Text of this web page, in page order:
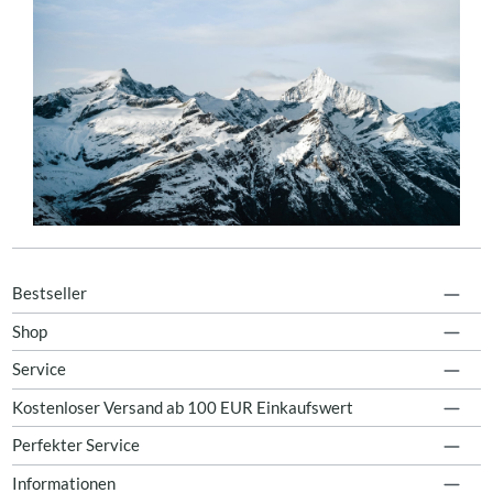
Bestseller
Shop
Service
Kostenloser Versand ab 100 EUR Einkaufswert
Perfekter Service
Informationen